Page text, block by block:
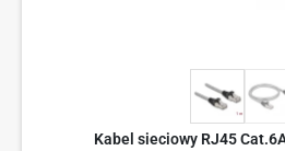
Kabel sieciowy RJ45